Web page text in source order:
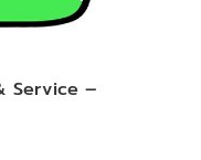
Service –